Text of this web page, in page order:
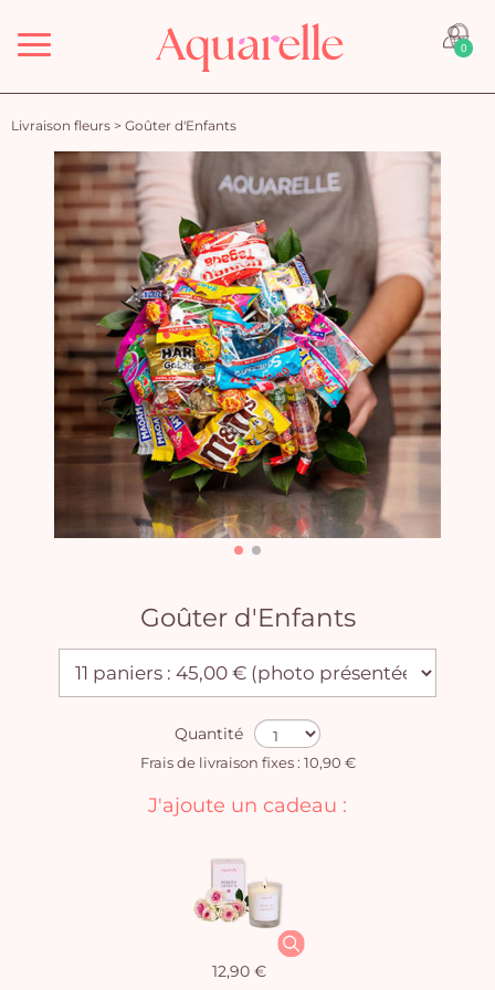
Menu 0
Livraison fleurs > Goûter d'Enfants
Goûter d'Enfants
Quantité
Frais de livraison fixes : 10,90 €
J'ajoute un cadeau :
12,90 €